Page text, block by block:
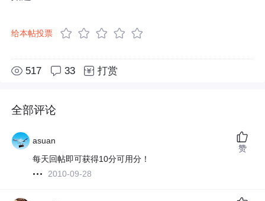
给本帖投票
517 33 打赏
全部评论
asuan
每天回帖即可获得10分可用分！
2010-09-28
赞